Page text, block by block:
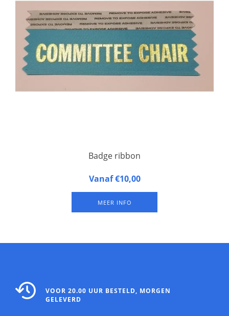
Badge ribbon
Badge ribbon Afmeting: 10,4 x 4,1 cm. Met gekartelde
Bestelling ribbons minimale afname 100 stuks.
Vanaf €10,00
MEER INFO
VOOR 20.00 UUR BESTELD, MORGEN
GELEVERD